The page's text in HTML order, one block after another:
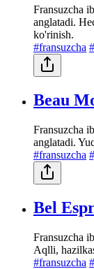
Fransuzcha
anglatadi.
ko'rinish.
#fransuzcha
Beau
Fransuzcha
anglatadi.
#fransuzcha
Bel
Fransuzcha
Aqlli,
#fransuzcha